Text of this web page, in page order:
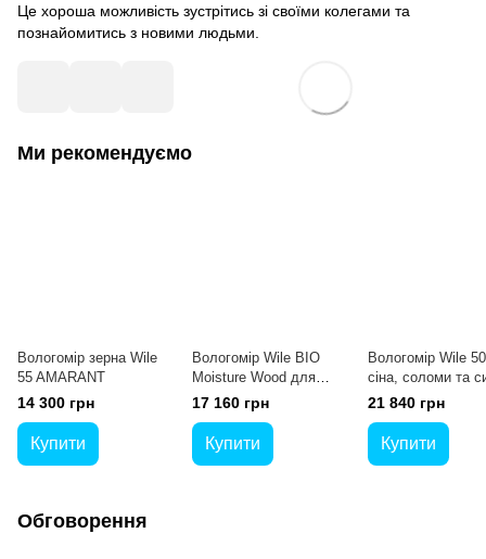
Це хороша можливість зустрітись зі своїми колегами та
познайомитись з новими людьми.
Ми рекомендуємо
Вологомір зерна Wile
55 AMARANT
14 300 грн
Купити
Вологомір Wile BIO
Moisture Wood для
тирси і деревних пелет
17 160 грн
Купити
Вологомір Wile
сіна, соломи та
21 840 грн
Купити
Обговорення